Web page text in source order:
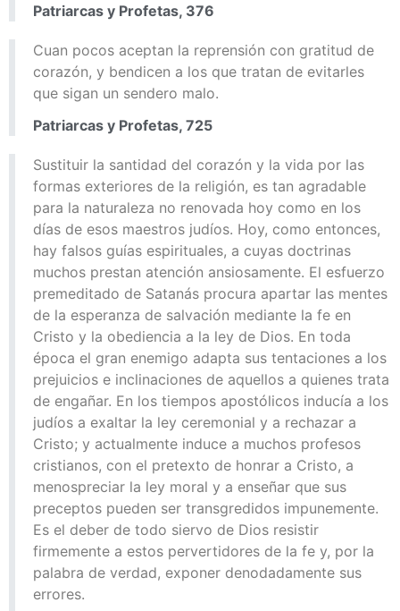
Patriarcas y Profetas, 376
Cuan pocos aceptan la reprensión con gratitud de
corazón, y bendicen a los que tratan de evitarles
que sigan un sendero malo.
Patriarcas y Profetas, 725
Sustituir la santidad del corazón y la vida por las
formas exteriores de la religión, es tan agradable
para la naturaleza no renovada hoy como en los
días de esos maestros judíos. Hoy, como entonces,
hay falsos guías espirituales, a cuyas doctrinas
muchos prestan atención ansiosamente. El esfuerzo
premeditado de Satanás procura apartar las mentes
de la esperanza de salvación mediante la fe en
Cristo y la obediencia a la ley de Dios. En toda
época el gran enemigo adapta sus tentaciones a los
prejuicios e inclinaciones de aquellos a quienes trata
de engañar. En los tiempos apostólicos inducía a los
judíos a exaltar la ley ceremonial y a rechazar a
Cristo; y actualmente induce a muchos profesos
cristianos, con el pretexto de honrar a Cristo, a
menospreciar la ley moral y a enseñar que sus
preceptos pueden ser transgredidos impunemente.
Es el deber de todo siervo de Dios resistir
firmemente a estos pervertidores de la fe y, por la
palabra de verdad, exponer denodadamente sus
errores.